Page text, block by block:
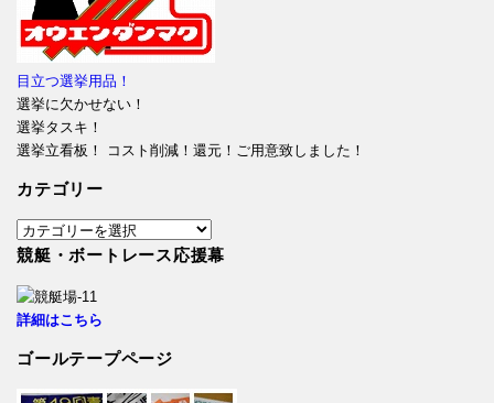
目立つ選挙用品！
選挙に欠かせない！
選挙タスキ！
選挙立看板！ コスト削減！還元！ご用意致しました！
カテゴリー
カ
テ
リ
ー
競艇・ボートレース応援幕
詳細はこちら
ゴールテープページ